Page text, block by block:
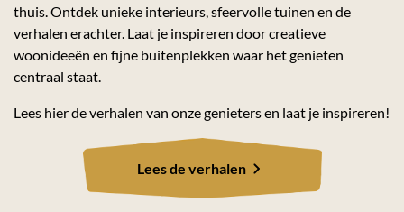
thuis. Ontdek unieke interieurs, sfeervolle tuinen en de
verhalen erachter. Laat je inspireren door creatieve
woonideeën en fijne buitenplekken waar het genieten
centraal staat.
Lees hier de verhalen van onze genieters en laat je inspireren!
Lees de verhalen